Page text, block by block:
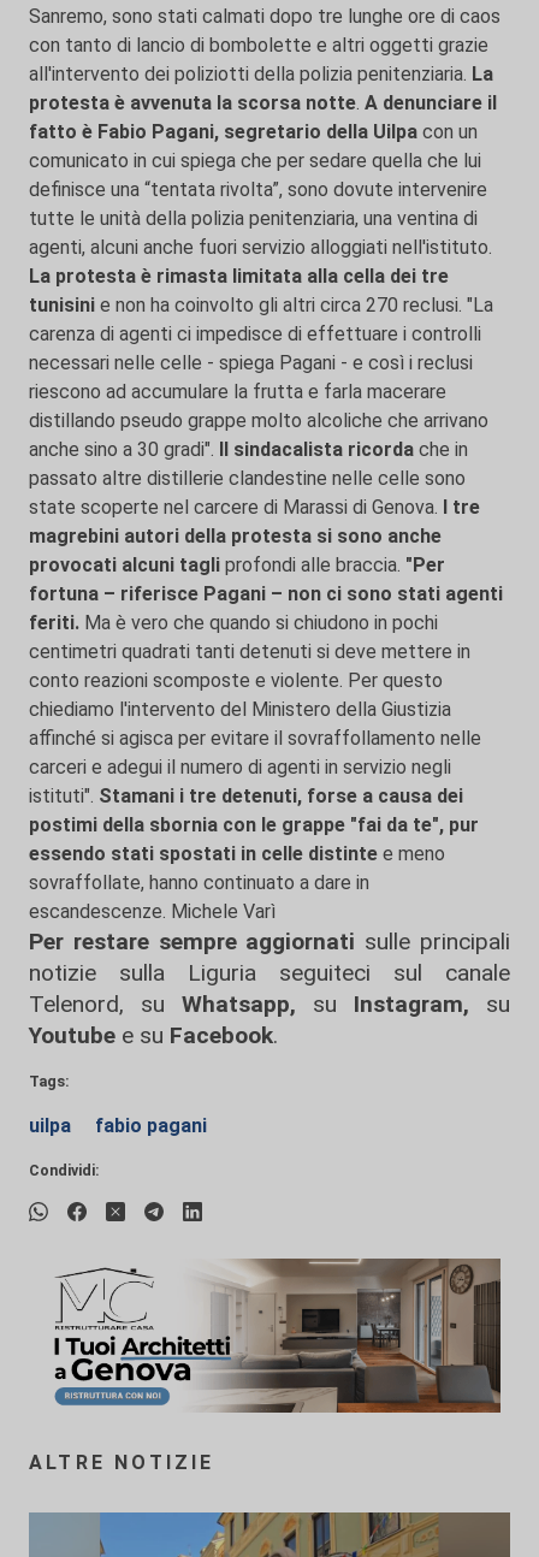
Sanremo, sono stati calmati dopo tre lunghe ore di caos
con tanto di lancio di bombolette e altri oggetti grazie
all'intervento dei poliziotti della polizia penitenziaria. La
protesta è avvenuta la scorsa notte. A denunciare il
fatto è Fabio Pagani, segretario della Uilpa con un
comunicato in cui spiega che per sedare quella che lui
definisce una “tentata rivolta”, sono dovute intervenire
tutte le unità della polizia penitenziaria, una ventina di
agenti, alcuni anche fuori servizio alloggiati nell'istituto.
La protesta è rimasta limitata alla cella dei tre
tunisini e non ha coinvolto gli altri circa 270 reclusi. "La
carenza di agenti ci impedisce di effettuare i controlli
necessari nelle celle - spiega Pagani - e così i reclusi
riescono ad accumulare la frutta e farla macerare
distillando pseudo grappe molto alcoliche che arrivano
anche sino a 30 gradi". Il sindacalista ricorda che in
passato altre distillerie clandestine nelle celle sono
state scoperte nel carcere di Marassi di Genova. I tre
magrebini autori della protesta si sono anche
provocati alcuni tagli profondi alle braccia. "Per
fortuna – riferisce Pagani – non ci sono stati agenti
feriti. Ma è vero che quando si chiudono in pochi
centimetri quadrati tanti detenuti si deve mettere in
conto reazioni scomposte e violente. Per questo
chiediamo l'intervento del Ministero della Giustizia
affinché si agisca per evitare il sovraffollamento nelle
carceri e adegui il numero di agenti in servizio negli
istituti". Stamani i tre detenuti, forse a causa dei
postimi della sbornia con le grappe "fai da te", pur
essendo stati spostati in celle distinte e meno
sovraffollate, hanno continuato a dare in
escandescenze. Michele Varì
Per restare sempre aggiornati sulle principali
notizie sulla Liguria seguiteci sul canale
Telenord, su
Whatsapp, su Instagram, su
Youtube e su Facebook.
Tags:
uilpa fabio pagani
Condividi:
ALTRE NOTIZIE